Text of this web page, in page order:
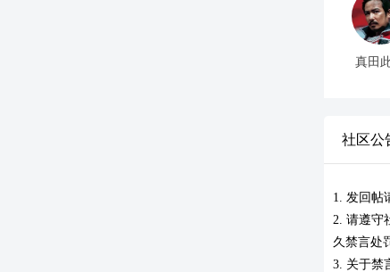
真田
社区公
1. 发回帖
2. 请遵守
久禁言处
3. 关于禁